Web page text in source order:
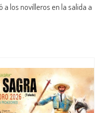
los novilleros en la salida a